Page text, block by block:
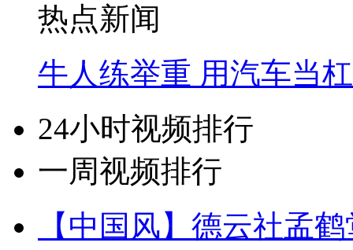
热点新闻
牛人练举重 用汽车当
24小时视频排行
一周视频排行
【中国风】德云社孟